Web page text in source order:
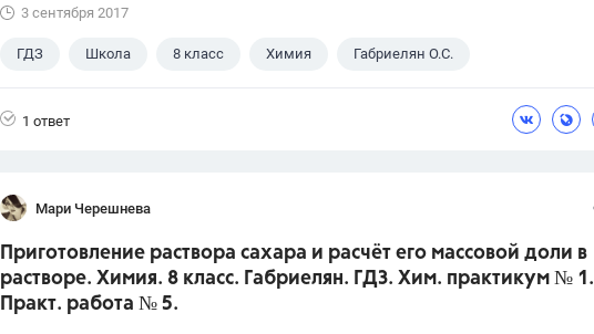
3 сентября 2017
ГДЗ Школа 8 класс Химия Габриелян О.С.
1 ответ
Мари Черешнева
Приготовление раствора сахара и расчёт его массовой доли в
растворе. Химия. 8 класс. Габриелян. ГДЗ. Хим. практикум № 1.
Практ. работа № 5.